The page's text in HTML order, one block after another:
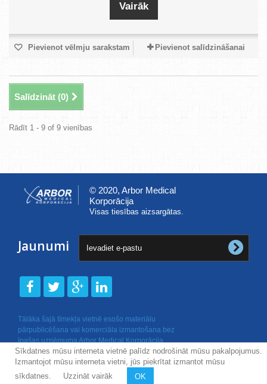
Vairāk
Pievienot vēlmju sarakstam Pievienot salīdzināšanai
Salīdzināt (0)
Rādīt 1 - 9 of 9 vienības
© 2020, Arbor Medical
Korporācija
Visas tiesības aizsargātas.
Jaunumi
Sīkdatnes mūsu interneta vietnē palīdz nodrošināt mūsu pakalpojumus.
Izmantojot mūsu interneta vietni, jūs piekrītat izmantot mūsu
sīkdatnes. Uzzināt vairāk OK
Tālāka šajā tīmekļa vietnē esošo materiālu
pārpublicēšana vai komerciāla izmantošana bez
īpašas uzņēmuma Arbor Medical Korporācija
rakstiskas atļaujas nav atļauta.